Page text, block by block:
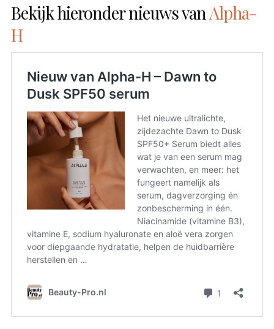
Bekijk hieronder nieuws vanAlpha-
H